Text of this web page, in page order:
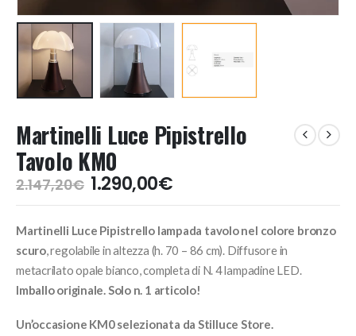
Martinelli Luce Pipistrello
Tavolo KM0
2.147,20€ Il
prezzo
era:
2.147,20€.
1.290,00€Il
prezzo
è:
1.290,00€.
Martinelli Luce Pipistrello lampada tavolo nel colore bronzo
scuro, regolabile in altezza (h. 70 – 86 cm). Diffusore in
metacrilato opale bianco, completa di N. 4 lampadine LED.
Imballo originale. Solo n. 1 articolo!
Un’occasione KM0 selezionata da Stilluce Store.